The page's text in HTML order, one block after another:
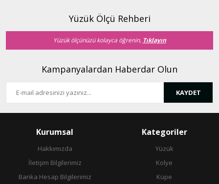
Yüzük Ölçü Rehberi
Yüzük ölçünüzü kolayca öğrenin, Tıklayın
Kampanyalardan Haberdar Olun
KAYDET
Kurumsal
Hakkımızda
İletişim Bilgilerimiz
Banka Hesap Bilgilerimiz
Kategoriler
Yüzük
Kolye
Küpe